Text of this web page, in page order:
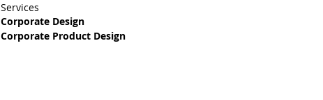
Services
Corporate Design
Corporate Product Design